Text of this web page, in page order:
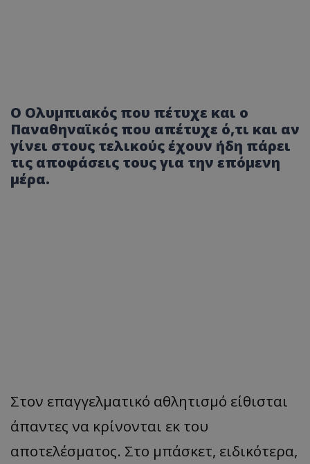
Ο Ολυμπιακός που πέτυχε και ο
Παναθηναϊκός που απέτυχε ό,τι και αν
γίνει στους τελικούς έχουν ήδη πάρει
τις αποφάσεις τους για την επόμενη
μέρα.
Στον επαγγελματικό αθλητισμό είθισται
άπαντες να κρίνονται εκ του
αποτελέσματος. Στο μπάσκετ, ειδικότερα,